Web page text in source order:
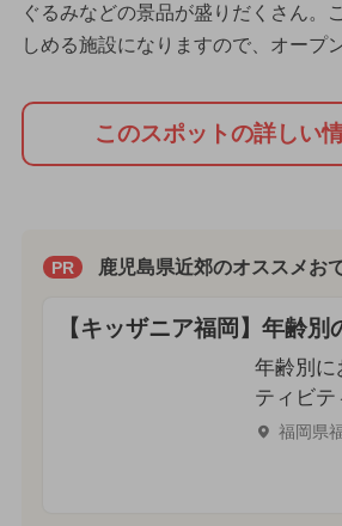
ぐるみなどの景品が盛りだくさん。
しめる施設になりますので、オープ
このスポットの詳しい
PR 鹿児島県近郊のオススメお
【キッザニア福岡】年齢別
年齢別に
ティビテ
福岡県